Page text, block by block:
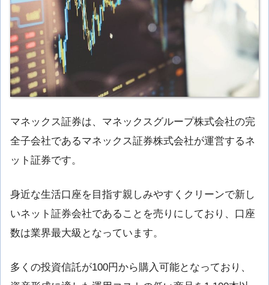
マネックス証券は、マネックスグループ株式会社の完
全子会社であるマネックス証券株式会社が運営するネ
ット証券です。
身近な生活口座を目指す親しみやすくクリーンで新し
いネット証券会社であることを売りにしており、口座
数は業界最大級となっています。
多くの投資信託が100円から購入可能となっており、